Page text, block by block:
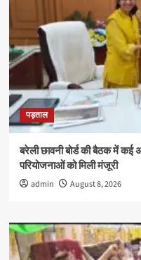
पड़ताल
बरेली छावनी बोर्ड की बैठक में
परियोजनाओं को मिली मंजूरी
admin August 8, 2026